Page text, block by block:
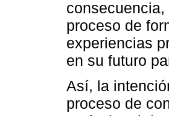
proceso de
experiencias
en su futuro
Así, la
proceso de